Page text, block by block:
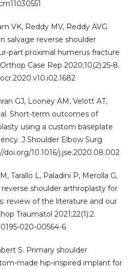
VK, Reddy MV, Reddy AVG.
salvage reverse shoulder
part proximal humerus fracture
Case Rep 2020;10(2):25-8.
GJ, Looney AM, Velott AT,
Short-term outcomes of
using a custom baseplate
J Shoulder Elbow Surg
doi.org/10.1016/j.jse.2020.08.002
Tarallo L, Paladini P, Merolla G,
shoulder arthroplasty for
review of the literature and our
Traumatol 2021;22(1):2.
020-00564-6
S. Primary shoulder
made hip-inspired implant for